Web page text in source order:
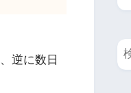
逆に数日